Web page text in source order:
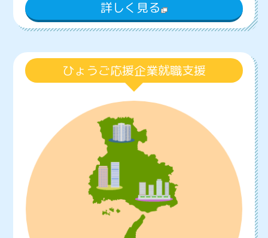
詳しく見る
ひょうご応援企業就職支援